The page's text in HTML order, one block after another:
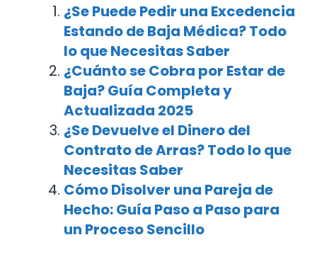
¿Se Puede Pedir una Excedencia
Estando de Baja Médica? Todo
lo que Necesitas Saber
¿Cuánto se Cobra por Estar de
Baja? Guía Completa y
Actualizada 2025
¿Se Devuelve el Dinero del
Contrato de Arras? Todo lo que
Necesitas Saber
Cómo Disolver una Pareja de
Hecho: Guía Paso a Paso para
un Proceso Sencillo